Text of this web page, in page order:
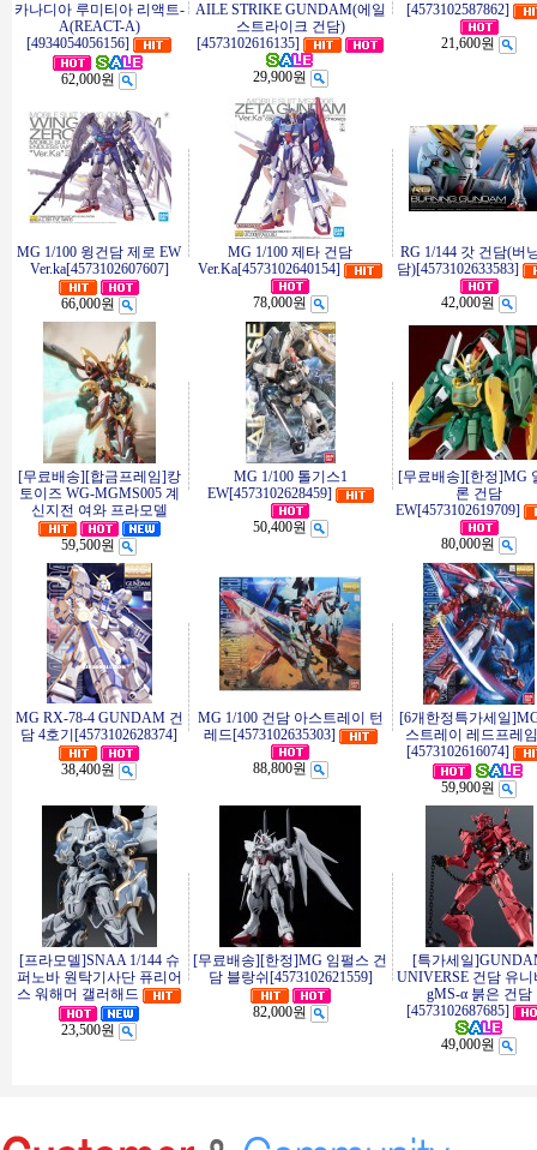
카나디아 루미티아 리액트-
A(REACT-A)
[4934054056156]
62,000원
AILE STRIKE GUNDAM(에일
스트라이크 건담)
[4573102616135]
29,900원
[4573102587862]
21,600원
MG 1/100 윙건담 제로 EW
Ver.ka[4573102607607]
66,000원
MG 1/100 제타 건담
Ver.Ka[4573102640154]
78,000원
RG 1/144 갓 건담(버
담)[4573102633583]
42,000원
[무료배송][합금프레임]캉
토이즈 WG-MGMS005 계
신지전 여와 프라모델
59,500원
MG 1/100 톨기스1
EW[4573102628459]
50,400원
[무료배송][한정]MG
론 건담
EW[4573102619709]
80,000원
MG RX-78-4 GUNDAM 건
담 4호기[4573102628374]
38,400원
MG 1/100 건담 아스트레이 턴
레드[4573102635303]
88,800원
[6개한정특가세일
스트레이 레드프레
[4573102616074]
59,900원
[프라모델]SNAA 1/144 슈
퍼노바 원탁기사단 퓨리어
스 워해머 갤러해드
23,500원
[무료배송][한정]MG 임펄스 건
담 블랑쉬[4573102621559]
82,000원
[특가세일
UNIVERSE 건담 유니
gMS-α 붉은 건담
[4573102687685]
49,000원